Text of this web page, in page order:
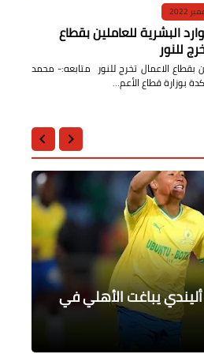
البشرية للعاملين بقطاع
للنور
بقطاع الاعمال تخرج للنور متابعه:- محمد
بوزارة قطاع الأعم…
يباغت الأهلي في
العربي
بالإمارات